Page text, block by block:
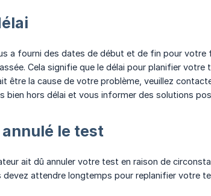
a fourni des dates de début et de fin pour votre
Cela signifie que le délai pour planifier votre
être la cause de votre problème, veuillez
bien hors délai et vous informer des solutions
le test
ait dû annuler votre test en raison de
devez attendre longtemps pour replanifier votre